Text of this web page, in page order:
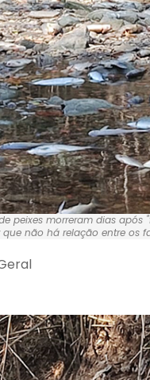
peixes morreram dias
que não há relação entre os